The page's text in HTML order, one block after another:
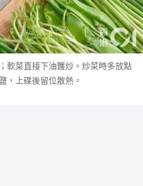
軟菜直接下油鑊炒。炒菜時多放點
，上碟後留位散熱。